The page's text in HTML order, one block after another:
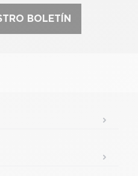
BOLETÍN